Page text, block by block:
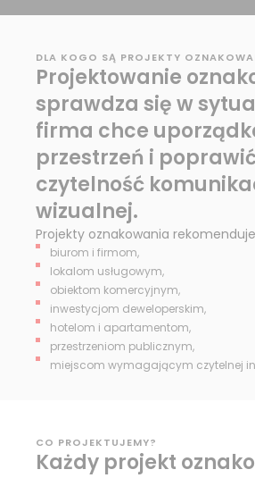
DLA KOGO SĄ PROJEKTY
Projektowanie
sprawdza się w
firma chce
przestrzeń i
czytelność
wizualnej.
Projekty oznakowania
biurom i firmom,
lokalom usługowym,
obiektom komercyjnym,
inwestycjom deweloperskim,
hotelom i apartamentom,
przestrzeniom publicznym,
miejscom wymagającym czytelnej
CO PROJEKTUJEMY?
Każdy projekt